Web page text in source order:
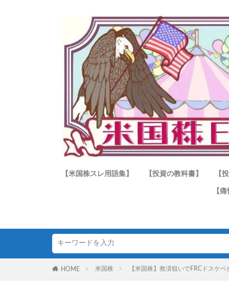
【米国株スレ用語集】 【投資の教科書】 【
【
HOME 米国株 【米国株】救済狙いでFRCドスケ